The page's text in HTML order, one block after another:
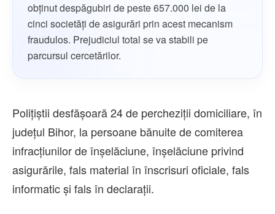
obținut despăgubiri de peste 657.000 lei de la
cinci societăți de asigurări prin acest mecanism
fraudulos. Prejudiciul total se va stabili pe
parcursul cercetărilor.
Polițiștii desfășoară 24 de percheziții domiciliare, în
județul Bihor, la persoane bănuite de comiterea
infracțiunilor de înșelăciune, înșelăciune privind
asigurările, fals material în înscrisuri oficiale, fals
informatic și fals în declarații.